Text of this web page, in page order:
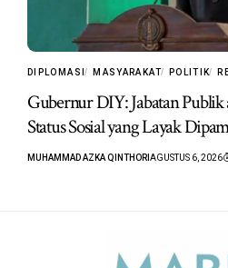
DIPLOMASI MASYARAKAT POLITIK
Gubernur DIY: Jabatan
Status Sosial yang Layak
MUHAMMAD AZKA QINTHORI AGUSTUS 6, 2026